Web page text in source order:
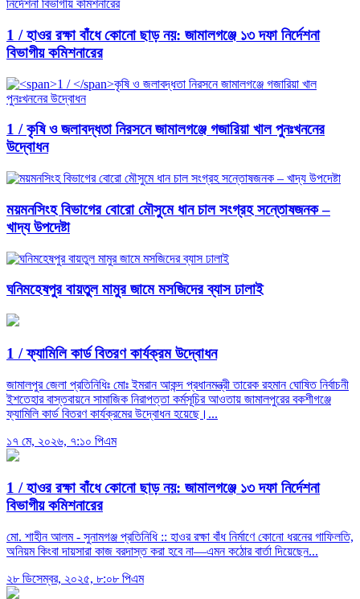
1 /হাওর রক্ষা বাঁধে কোনো ছাড় নয়: জামালগঞ্জে ১৩ দফা নির্দেশনা
বিভাগীয় কমিশনারের
1 /কৃষি ও জলাবদ্ধতা নিরসনে জামালগঞ্জে গজারিয়া খাল পুনঃখননের
উদ্বোধন
ময়মনসিংহ বিভাগের বোরো মৌসুমে ধান চাল সংগ্রহ সন্তোষজনক –
খাদ্য উপদেষ্টা
ঘনিমহেষপুর বায়তুল মামুর জামে মসজিদের ব্যাস ঢালাই
1 /ফ্যামিলি কার্ড বিতরণ কার্যক্রম উদ্বোধন
জামালপুর জেলা প্রতিনিধিঃ মোঃ ইমরান আকন্দ প্রধানমন্ত্রী তারেক রহমান ঘোষিত নির্বাচনী
ইশতেহার বাস্তবায়নে সামাজিক নিরাপত্তা কর্মসূচির আওতায় জামালপুরের বকশীগঞ্জে
ফ্যামিলি কার্ড বিতরণ কার্যক্রমের উদ্বোধন হয়েছে।...
১৭ মে, ২০২৬, ৭:১০ পিএম
1 /হাওর রক্ষা বাঁধে কোনো ছাড় নয়: জামালগঞ্জে ১৩ দফা নির্দেশনা
বিভাগীয় কমিশনারের
মো. শাহীন আলম - সুনামগঞ্জ প্রতিনিধি :: হাওর রক্ষা বাঁধ নির্মাণে কোনো ধরনের গাফিলতি,
অনিয়ম কিংবা দায়সারা কাজ বরদাস্ত করা হবে না—এমন কঠোর বার্তা দিয়েছেন...
২৮ ডিসেম্বর, ২০২৫, ৮:০৮ পিএম